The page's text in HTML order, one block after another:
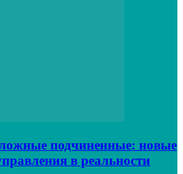
подчиненные: новые
в реальности